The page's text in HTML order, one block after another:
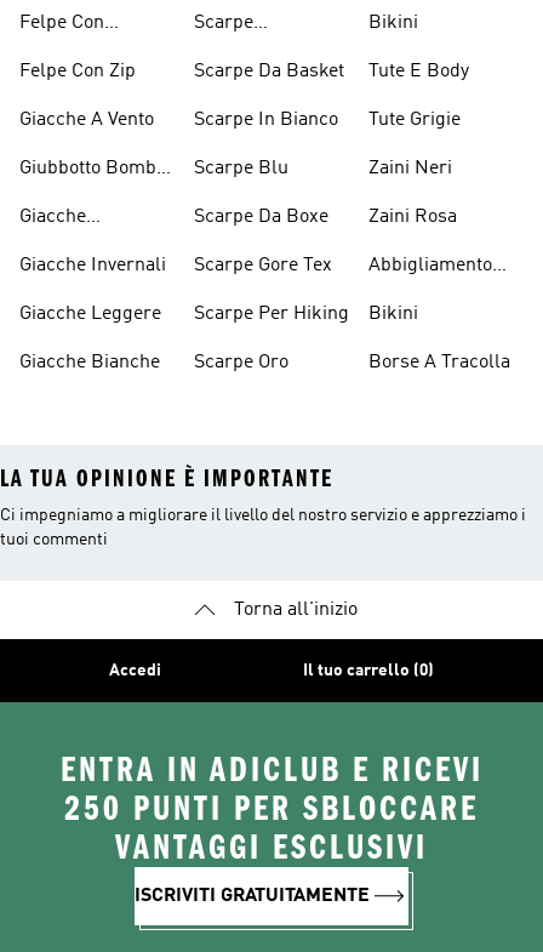
Felpe Con
Felpe Con Zip
Giacche A Vento
Giubbotto Bomber
Imbottiti
Giacche
Giacche Invernali
Giacche Leggere
Giacche Bianche
Scarpe
Scarpe Da Basket
Scarpe In Bianco
Scarpe Blu
Scarpe Da Boxe
Scarpe Gore Tex
Scarpe Per Hiking
Scarpe Oro
Bikini
Tute E Body
Tute Grigie
Zaini Neri
Zaini Rosa
Abbigliamento
Bikini
Borse A Tracolla
LA TUA OPINIONE È IMPORTANTE
Ci impegniamo a migliorare il livello del nostro servizio e apprezziamo i
tuoi commenti
Torna all'inizio
Accedi Il tuo carrello (0)
ENTRA IN ADICLUB E RICEVI
250 PUNTI PER SBLOCCARE
VANTAGGI ESCLUSIVI
ISCRIVITI GRATUITAMENTE